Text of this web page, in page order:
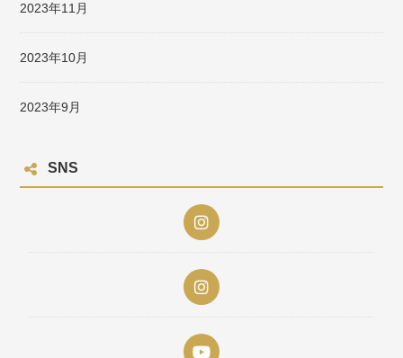
2023年11月
2023年10月
2023年9月
SNS